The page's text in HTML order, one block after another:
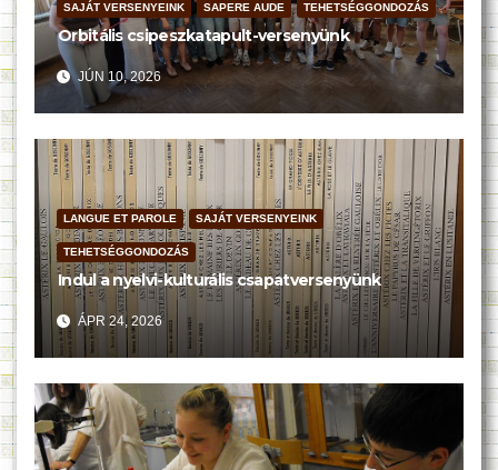
SAJÁT VERSENYEINK SAPERE AUDE TEHETSÉGGONDOZÁS
Orbitális csipeszkatapult-versenyünk
JÚN 10, 2026
LANGUE ET PAROLE SAJÁT VERSENYEINK
TEHETSÉGGONDOZÁS
Indul a nyelvi-kulturális csapatversenyünk
ÁPR 24, 2026